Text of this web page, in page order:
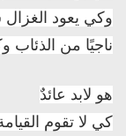
وكي يعود الغزال
ناجيًا من الذئاب
هو لابد عائدٌ
كي لا تقوم